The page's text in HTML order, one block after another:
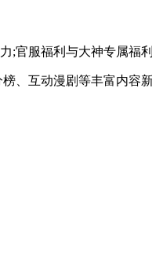
官服福利与大神专属福
、互动漫剧等丰富内